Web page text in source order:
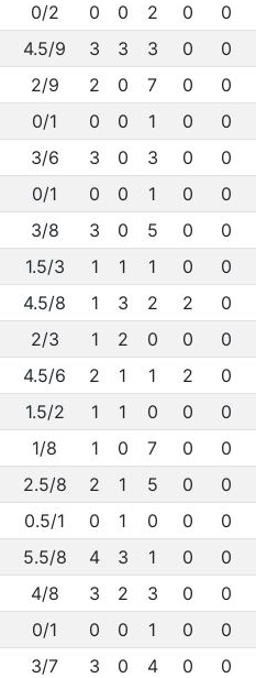
0/2 0 0 2 0
0
4.5/9 3 3 3 0
0
2/9 2 0 7 0
0
0/1 0 0 1 0
0
3/6 3 0 3 0
0
0/1 0 0 1 0
0
3/8 3 0 5 0
0
1.5/3 1 1 1 0
0
4.5/8 1 3 2 2
0
2/3 1 2 0 0
0
4.5/6 2 1 1 2
0
1.5/2 1 1 0 0
0
1/8 1 0 7 0
0
2.5/8 2 1 5 0
0
0.5/1 0 1 0 0
0
5.5/8 4 3 1 0
0
4/8 3 2 3 0
0
0/1 0 0 1 0
0
3/7 3 0 4 0
0